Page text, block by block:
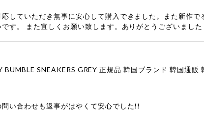
していただき無事に安心して購入できました。また新作で
す。 また宜しくお願い致します。ありがとうございました
い合わせも返事がはやくて安心でした!!